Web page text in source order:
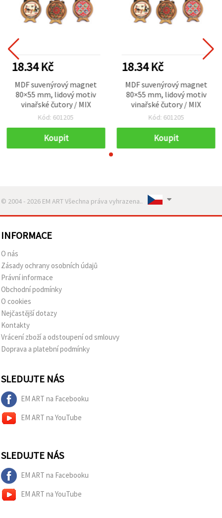
18.34 Kč
MDF suvenýrový magnet
80×55 mm, lidový motiv
vinařské čutory / MIX
Kód: 601205
Koupit
18.34 Kč
MDF suvenýrový magnet
80×55 mm, lidový motiv
vinařské čutory / MIX
Kód: 601205
Koupit
© 2004 - 2026 EM ART Všechna práva vyhrazena..
INFORMACE
O nás
Zásady ochrany osobních údajů
Právní informace
Obchodní podmínky
O cookies
Nejčastější dotazy
Kontakty
Vrácení zboží a odstoupení od smlouvy
Doprava a platební podmínky
SLEDUJTE NÁS
EM ART na Facebooku
EM ART na YouTube
SLEDUJTE NÁS
EM ART na Facebooku
EM ART na YouTube